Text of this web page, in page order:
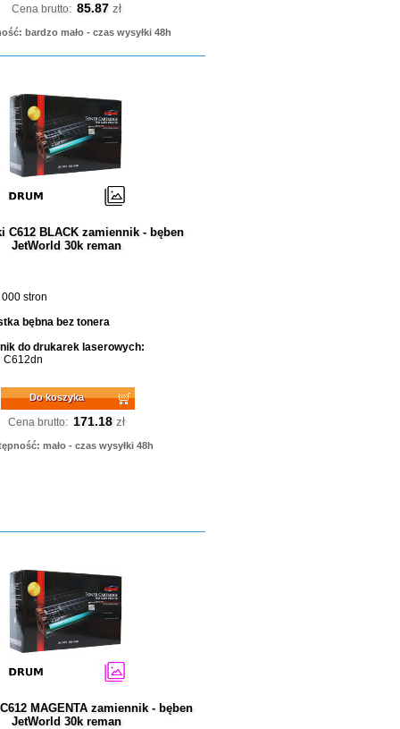
Cena brutto: 85.87 zł
bardzo mało - czas wysyłki 48h
C612 BLACK zamiennik - bęben
JetWorld 30k reman
stron
bębna bez tonera
do drukarek laserowych:
C612dn
Do koszyka
Cena brutto: 171.18 zł
mało - czas wysyłki 48h
MAGENTA zamiennik - bęben
JetWorld 30k reman